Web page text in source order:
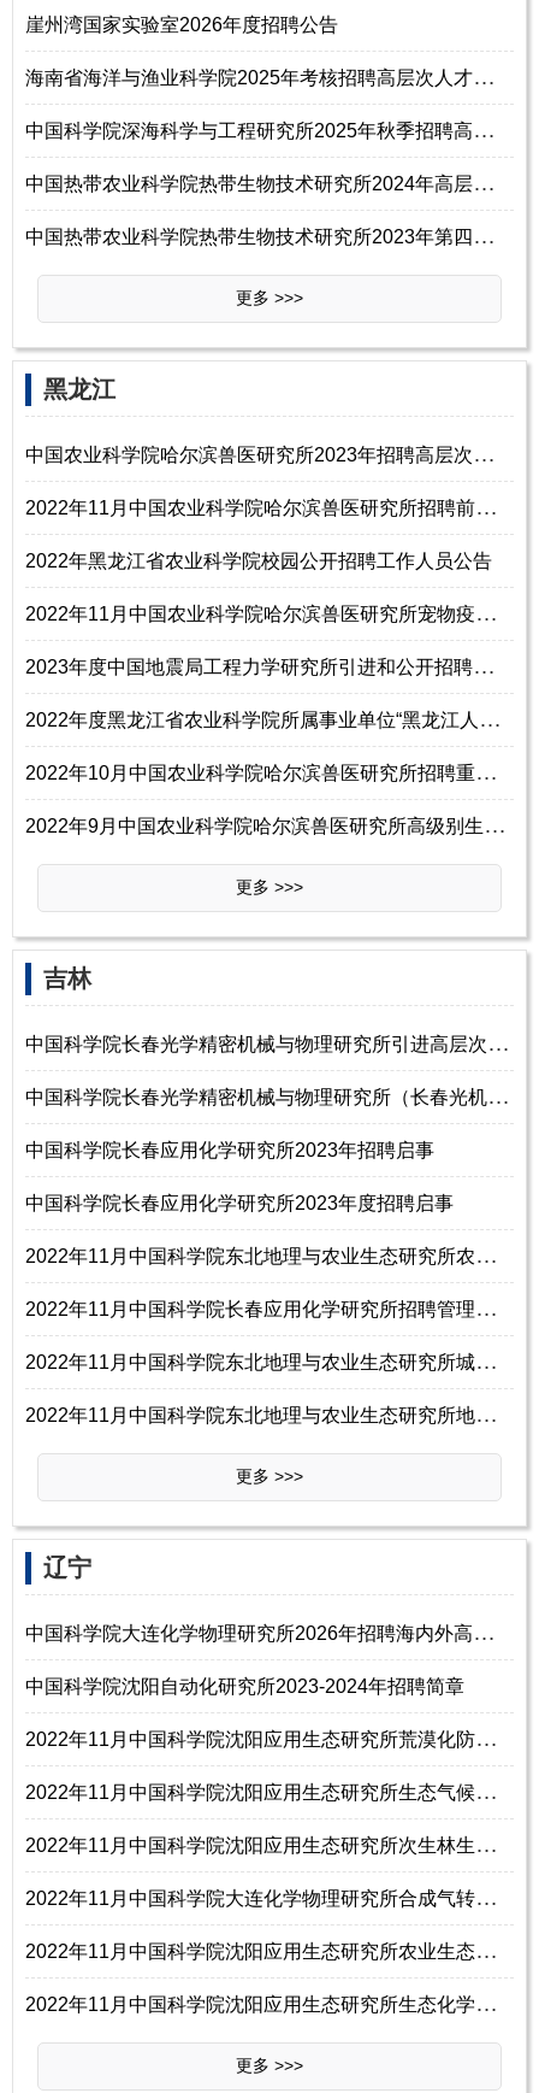
崖州湾国家实验室2026年度招聘公告
海
南省海洋与渔业科学院2025年考核招聘高层次人才公告（一）
中
国科学院深海科学与工程研究所2025年秋季招聘高层次人才公告
中
国热带农业科学院热带生物技术研究所2024年高层次人才需求公告
中
国热带农业科学院热带生物技术研究所2023年第四批招聘高层次人才公告（第1号）
更多 >>>
黑龙江
中
国农业科学院哈尔滨兽医研究所2023年招聘高层次人才公告
2
022年11月中国农业科学院哈尔滨兽医研究所招聘前沿命题重点研发岗位工作人员的通知
2022年黑龙江省农业科学院校园公开招聘工作人员公告
2
022年11月中国农业科学院哈尔滨兽医研究所宠物疫病创新团队招聘科研辅助人员1名信息
2
023年度中国地震局工程力学研究所引进和公开招聘人才公告
2
022年度黑龙江省农业科学院所属事业单位“黑龙江人才周”校园公开招聘工作人员公告
2
022年10月中国农业科学院哈尔滨兽医研究所招聘重点研发固定岗位工作人员1名通知
2
022年9月中国农业科学院哈尔滨兽医研究所高级别生物安全实验室招聘工作人员10名公告
更多 >>>
吉林
中
国科学院长春光学精密机械与物理研究所引进高层次人才公告（本公告长期有效）
中
国科学院长春光学精密机械与物理研究所（长春光机所）2024年秋季招聘公告
中国科学院长春应用化学研究所2023年招聘启事
中国科学院长春应用化学研究所2023年度招聘启事
2
022年11月中国科学院东北地理与农业生态研究所农业遥感学科组招聘启事
2
022年11月中国科学院长春应用化学研究所招聘管理部门支撑岗位事业编制工作人员1名公告
2
022年11月中国科学院东北地理与农业生态研究所城市地理学科组招聘项目聘用人员1名启事
2
022年11月中国科学院东北地理与农业生态研究所地理信息系统学科组招聘启事
更多 >>>
辽宁
中
国科学院大连化学物理研究所2026年招聘海内外高层次人才
中国科学院沈阳自动化研究所2023-2024年招聘简章
2
022年11月中国科学院沈阳应用生态研究所荒漠化防治组招聘科研助理1名启事
2
022年11月中国科学院沈阳应用生态研究所生态气候组招聘事业编制人员、特别研究助理启事
2
022年11月中国科学院沈阳应用生态研究所次生林生态与经营组招聘启事(事业编制人员、特别研究助理)
2
022年11月中国科学院大连化学物理研究所合成气转化与精细化学品催化研究中心（DNL0805）招聘项目聘用人员
2
022年11月中国科学院沈阳应用生态研究所农业生态工程组招聘科研助理1名启事
2
022年11月中国科学院沈阳应用生态研究所生态化学计量学组招聘工作人员3名启事（事业编制人员）
更多 >>>